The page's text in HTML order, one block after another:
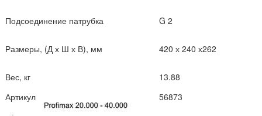
Подсоединение патрубка G 2
Размеры, (Д х Ш х В), мм 420 х 240 х262
Вес, кг
13.88
Артикул
56873